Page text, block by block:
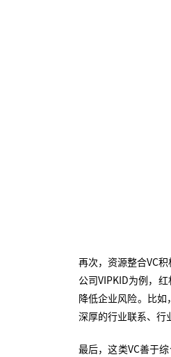
再次，资源整合VC
公司VIPKID为例，
降低企业风险。比如
深厚的行业联系、行
最后，这类VC善于